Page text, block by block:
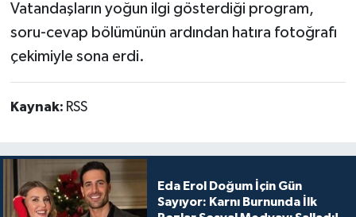
Vatandaşların yoğun ilgi gösterdiği program,
soru-cevap bölümünün ardından hatıra fotoğrafı
çekimiyle sona erdi.
Kaynak: RSS
Eda Erol Doğum İçin Gün
Sayıyor: Karnı Burnunda İlk